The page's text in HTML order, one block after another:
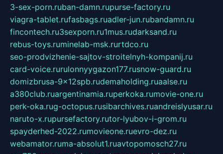
3-sex-porn.ruban-damn.rupurse-factory.ru
viagra-tablet.rufasbags.ruadler-jun.rubandamn.ru
fincontech.ru3sexporn.ru1mus.rudarksand.ru
rebus-toys.ruminelab-msk.rurtdco.ru
seo-prodvizhenie-sajtov-stroitelnyh-kompanij.ru
card-voice.rurulonnyygazon177.rusnow-guard.ru
domizbrusa-9x12spb.rudemaholding.ruaalse.ru
a380club.ruargentinamia.ruperkoka.rumovie-one.ru
perk-oka.rug-octopus.rusibarchives.ruandreislyusar.ru
naruto-x.rupursefactory.rutor-lyubov-i-grom.ru
spayderhed-2022.rumovieone.ruevro-dez.ru
webamator.ruma-absolut1.ruavtopomosch27.ru